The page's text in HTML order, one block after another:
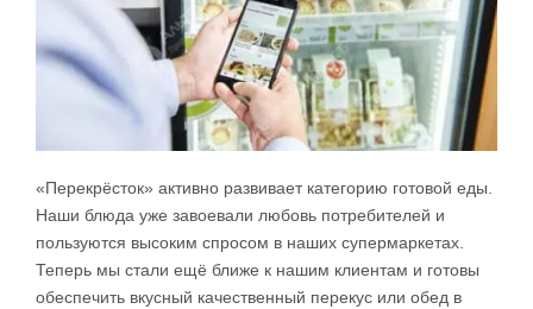
«Перекрёсток» активно развивает категорию готовой еды.
Наши блюда уже завоевали любовь потребителей и
пользуются высоким спросом в наших супермаркетах.
Теперь мы стали ещё ближе к нашим клиентам и готовы
обеспечить вкусный качественный перекус или обед в